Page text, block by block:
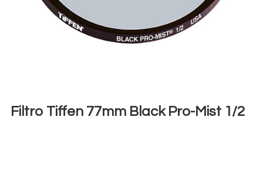
Filtro Tiffen 77mm Black Pro-Mist 1/2